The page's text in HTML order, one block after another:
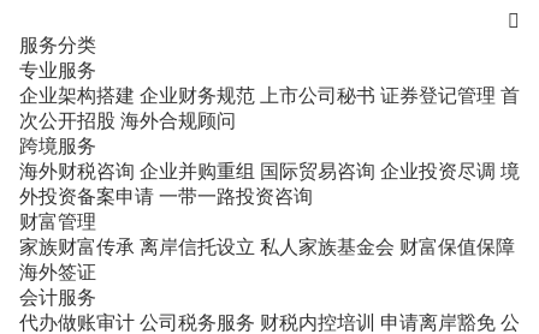

服务分类
专业服务
企业架构搭建 企业财务规范 上市公司秘书 证券登记管理 首
次公开招股 海外合规顾问
跨境服务
海外财税咨询 企业并购重组 国际贸易咨询 企业投资尽调 境
外投资备案申请 一带一路投资咨询
财富管理
家族财富传承 离岸信托设立 私人家族基金会 财富保值保障
海外签证
会计服务
代办做账审计 公司税务服务 财税内控培训 申请离岸豁免 公